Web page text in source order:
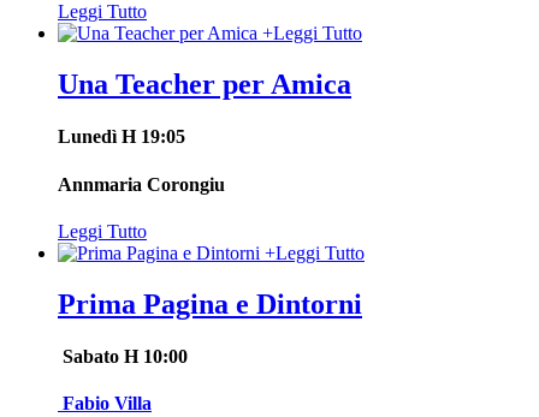
Leggi Tutto
+Leggi Tutto
Una Teacher per Amica
Lunedì H 19:05
Annmaria Corongiu
Leggi Tutto
+Leggi Tutto
Prima Pagina e Dintorni
Sabato H 10:00
Fabio Villa